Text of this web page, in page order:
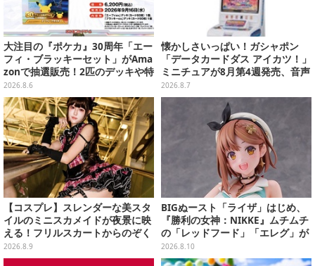
大注目の『ポケカ』30周年「エー
フィ・ブラッキーセット」がAma
zonで抽選販売！2匹のデッキや特
別カードを収録
2026.8.6
懐かしさいっぱい！ガシャポン
「データカードダス アイカツ！」
ミニチュアが8月第4週発売、音声
が流れる特別仕様も当たる
2026.8.7
【コスプレ】スレンダーな美スタ
イルのミニスカメイドが夜景に映
える！フリルスカートからのぞく
美太ももが眩しい台湾ガール【写
真10枚】
2026.8.9
BIGぬースト「ライザ」はじめ、
『勝利の女神：NIKKE』ムチムチ
の「レッドフード」「エレグ」が
上位に！7月あみあみフィギュア
予約ランキング
2026.8.10